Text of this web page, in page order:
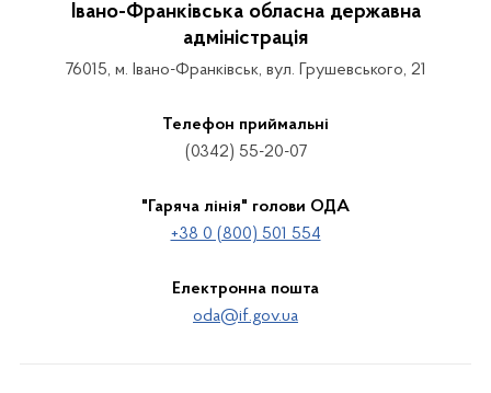
Івано-Франківська обласна державна
адміністрація
76015, м. Івано-Франківськ, вул. Грушевського, 21
Телефон приймальні
(0342) 55-20-07
"Гаряча лінія" голови ОДА
+38 0 (800) 501 554
Електронна пошта
oda@if.gov.ua